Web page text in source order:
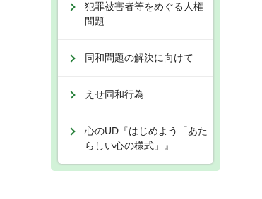
犯罪被害者等をめぐる人権
問題
同和問題の解決に向けて
えせ同和行為
心のUD『はじめよう「あた
らしい心の様式」』